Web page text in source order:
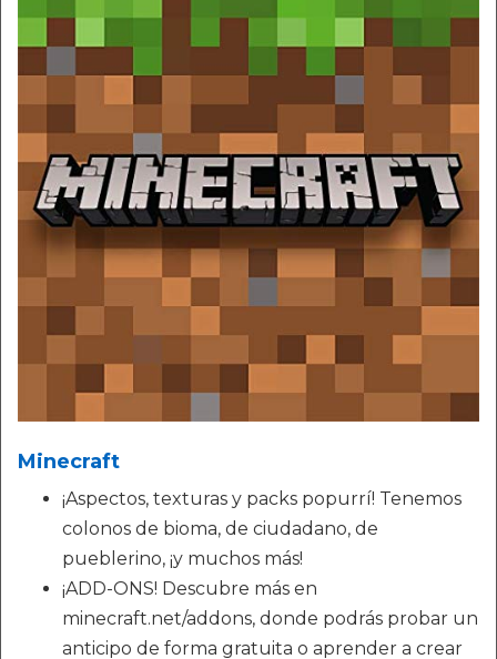
Minecraft
¡Aspectos, texturas y packs popurrí! Tenemos
colonos de bioma, de ciudadano, de
pueblerino, ¡y muchos más!
¡ADD-ONS! Descubre más en
minecraft.net/addons, donde podrás probar un
anticipo de forma gratuita o aprender a crear